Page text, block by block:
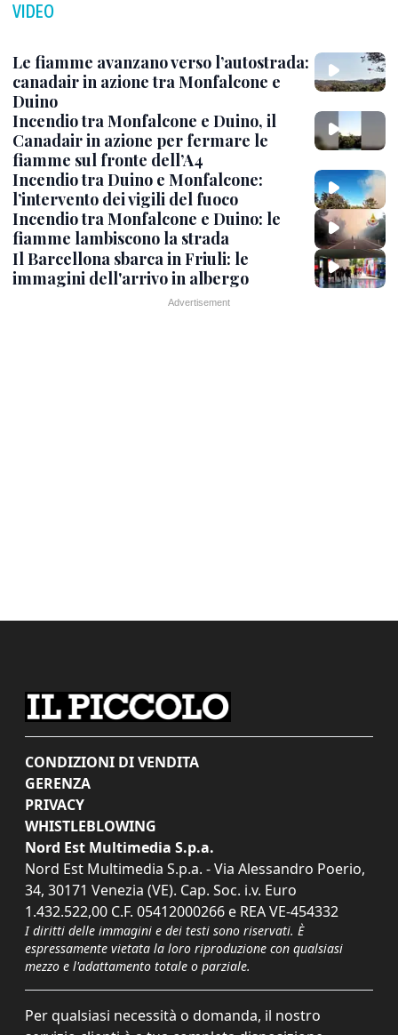
VIDEO
Le fiamme avanzano verso l’autostrada:
canadair in azione tra Monfalcone e
Duino
Incendio tra Monfalcone e Duino, il
Canadair in azione per fermare le
fiamme sul fronte dell’A4
Incendio tra Duino e Monfalcone:
l’intervento dei vigili del fuoco
Incendio tra Monfalcone e Duino: le
fiamme lambiscono la strada
Il Barcellona sbarca in Friuli: le
immagini dell'arrivo in albergo
CONDIZIONI DI VENDITA
GERENZA
PRIVACY
WHISTLEBLOWING
Nord Est Multimedia S.p.a.
Nord Est Multimedia S.p.a. - Via Alessandro Poerio,
34, 30171 Venezia (VE). Cap. Soc. i.v. Euro
1.432.522,00 C.F. 05412000266 e REA VE-454332
I diritti delle immagini e dei testi sono riservati. È
espressamente vietata la loro riproduzione con qualsiasi
mezzo e l'adattamento totale o parziale.
Per qualsiasi necessità o domanda, il nostro